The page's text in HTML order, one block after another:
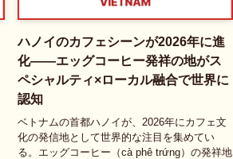
ハノイのカフェシーンが2026年に進
化——エッグコーヒー発祥の地がス
ペシャルティ×ローカル融合で世界に
認知
ベトナムの首都ハノイが、2026年にカフェ文
化の発信地として世界的な注目を集めてい
る。エッグコーヒー（cà phê trứng）の発祥地